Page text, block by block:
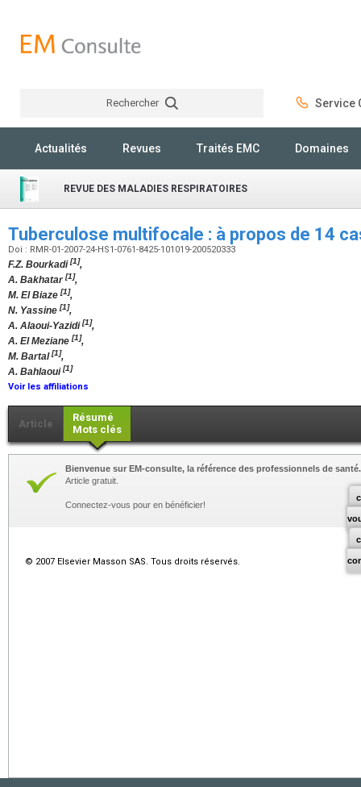
Rechercher Service
Actualités Revues Traités EMC Domaines
REVUE DES MALADIES RESPIRATOIRES
Tuberculose multifocale : à propos de 14
Doi : RMR-01-2007-24-HS1-0761-8425-101019-200520333
F.Z. Bourkadi[1],
A. Bakhatar[1],
M. El Biaze [1],
N. Yassine [1],
A. Alaoui-Yazidi[1],
A. El Meziane [1],
M. Bartal[1],
A. Bahlaoui[1]
Voir les affiliations
Article
Résumé
Mots clés
Bienvenue sur EM-consulte, la référence des professionnels de santé.
Article gratuit.
Connectez-vous pour en bénéficier!
© 2007 Elsevier Masson SAS. Tous droits réservés.